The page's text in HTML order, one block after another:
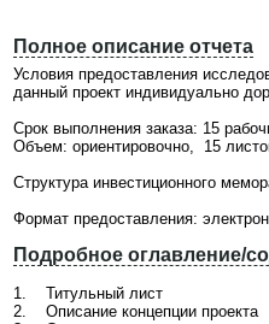
раз делаю заказ через
Можно встретиться и
лично с исполнителем
Мы всегда за живое общение.
о встрече с персональным
после того как Вам
коммерческое предложение.
уютном офисе за чашкой кофе
побеседовать с
аналитиком и задать все
Вас вопросы. Наш офис
в Москве. Звоните по
+7(495)920-6198, +7(903)799-
л
и
д
н
н
ы
й
о
т
ё
т
В
а
Полное описание отчета
Условия предоставления
данный проект индивидуально
Срок выполнения заказа: 15
Объем: ориентировочно, 15
Структура инвестиционного
Формат предоставления:
Подробное оглавление/
1. Титульный лист
2. Описание концепции проекта